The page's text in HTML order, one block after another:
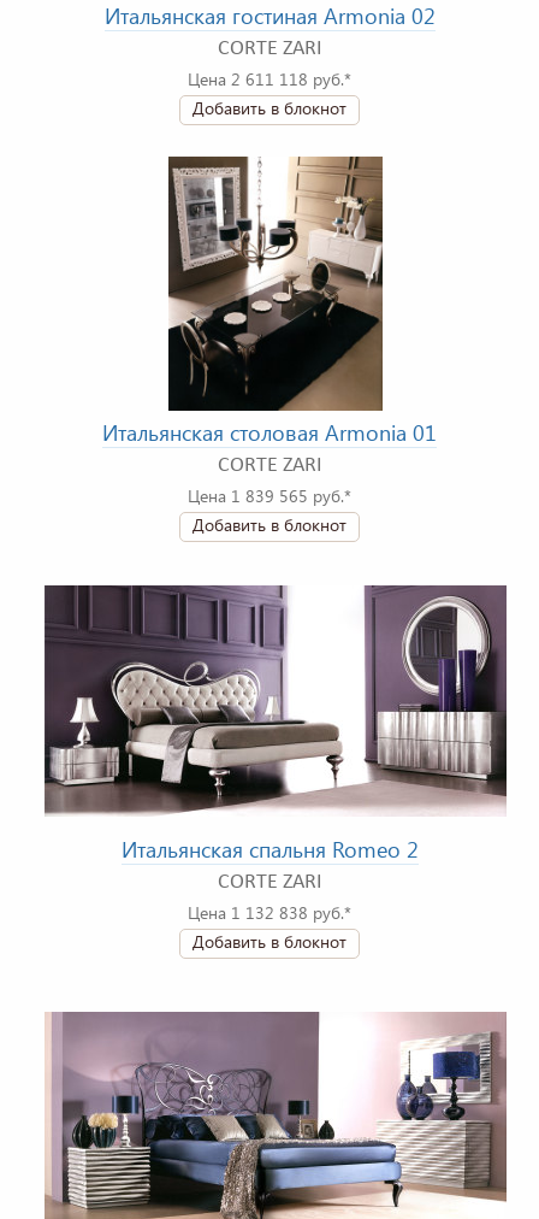
Итальянская гостиная Armonia 02
CORTE ZARI
Цена 2 611 118 руб.*
Добавить в блокнот
Итальянская столовая Armonia 01
CORTE ZARI
Цена 1 839 565 руб.*
Добавить в блокнот
Итальянская спальня Romeo 2
CORTE ZARI
Цена 1 132 838 руб.*
Добавить в блокнот